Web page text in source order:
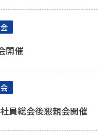
開催
員総会後懇親会開催